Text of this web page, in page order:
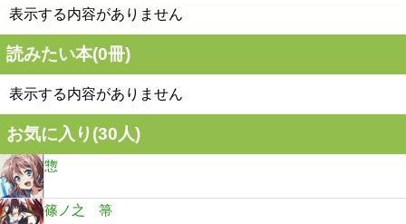
表示する内容がありません
読みたい本(0冊)
表示する内容がありません
お気に入り(30人)
惣
篠ノ之 箒